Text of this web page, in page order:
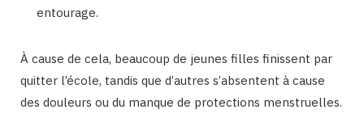
entourage.
À cause de cela, beaucoup de jeunes filles finissent par
quitter l’école, tandis que d’autres s’absentent à cause
des douleurs ou du manque de protections menstruelles.